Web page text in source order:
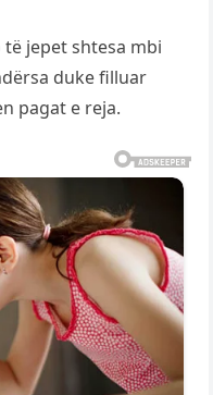
jepet shtesa mbi
duke filluar
pagat e reja.